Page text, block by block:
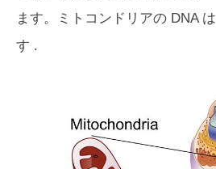
ます。ミトコンドリアの DNA は
す .